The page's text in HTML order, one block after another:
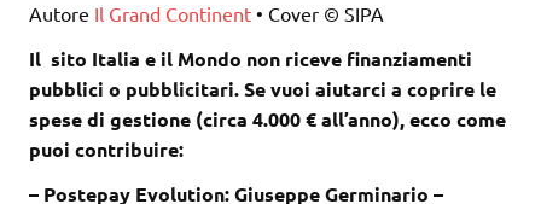
Autore Il Grand Continent • Cover © SIPA
Il sito Italia e il Mondo non riceve finanziamenti
pubblici o pubblicitari. Se vuoi aiutarci a coprire le
spese di gestione (circa 4.000 € all’anno), ecco come
puoi contribuire:
– Postepay Evolution: Giuseppe Germinario –